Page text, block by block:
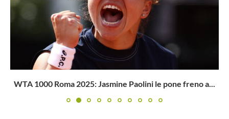
WTA 1000 Roma 2025: Jasmine Paolini le pone freno a...